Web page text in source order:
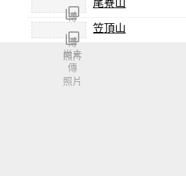
尚未
傳
照片
尚未
傳
照片
尚未
傳
照片
笠頂山